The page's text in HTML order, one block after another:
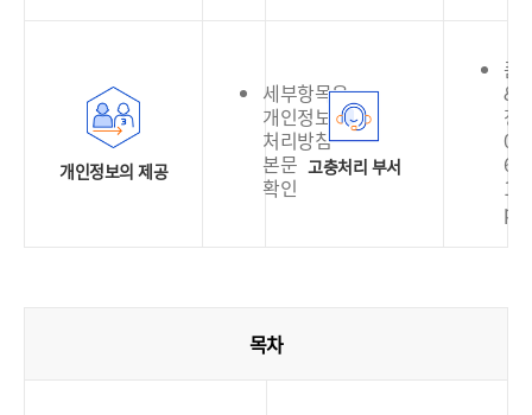
개인정보의 제공
세부항목은
개인정보
처리방침
본문
확인
고충처리 부서
품
&
정
02-
목차